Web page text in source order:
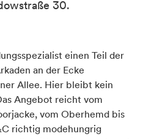
30.
einen Teil der
an der Ecke
Allee. Hier bleibt kein
Angebot reicht vom
vom Oberhemd bis
richtig modehungrig